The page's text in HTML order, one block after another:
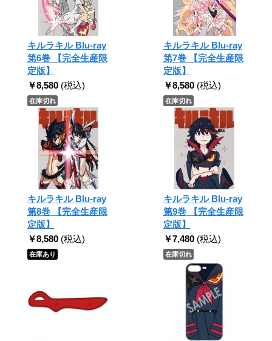
キルラキル Blu-ray
第6巻 【完全生産限
定版】
￥8,580 (税込)
在庫切れ
キルラキル Blu-ray
第7巻 【完全生産限
定版】
￥8,580 (税込)
在庫切れ
キルラキル Blu-ray
第8巻 【完全生産限
定版】
￥8,580 (税込)
在庫あり
キルラキル Blu-ray
第9巻 【完全生産限
定版】
￥7,480 (税込)
在庫切れ